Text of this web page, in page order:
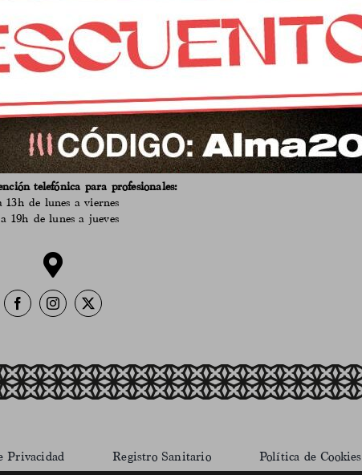
municipal de Abastos
Obejuna, Córdoba
en el puesto del Mercado:
14h de martes a sábado
de 9 a 14h de lunes a sábado
635 962 100
telefónica para profesionales:
13h de lunes a viernes
a 19h de lunes a jueves
Privacidad Registro Sanitario Política de Cookies